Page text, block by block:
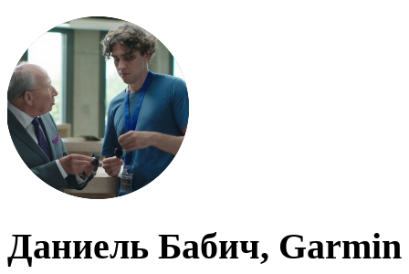
Даниель Бабич, Garmin